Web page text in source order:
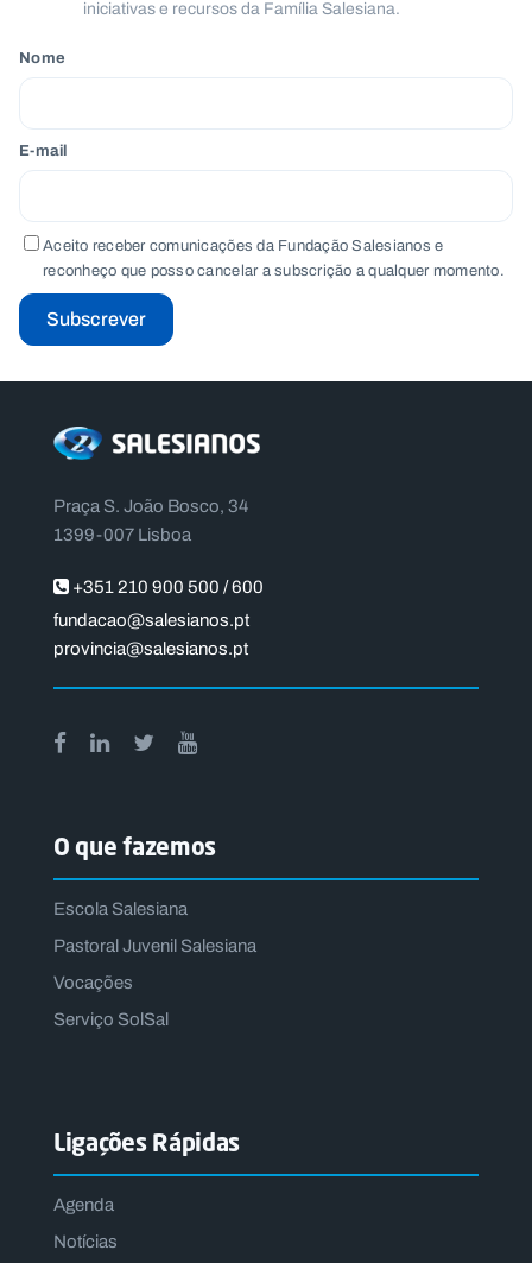
iniciativas e recursos da Família Salesiana.
Nome
E-mail
Aceito receber comunicações da Fundação Salesianos e
reconheço que posso cancelar a subscrição a qualquer momento.
Subscrever
Praça S. João Bosco, 34
1399-007 Lisboa
+351 210 900 500 / 600
fundacao@salesianos.pt
provincia@salesianos.pt
O que fazemos
Escola Salesiana
Pastoral Juvenil Salesiana
Vocações
Serviço SolSal
Ligações Rápidas
Agenda
Notícias